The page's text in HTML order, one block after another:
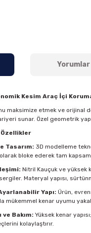
Yorumlar
Kesim Araç İçi
maksimize etmek ve orijinal
sunar. Özel geometrik
Özellikler
Tasarım: 3D modelleme
olarak bloke ederek tam
Nitril Kauçuk ve yüksek
Materyal yapısı,
Yapı: Ürün,
mükemmel kenar uyumu
Bakım: Yüksek kenar
kolaylaştırır.